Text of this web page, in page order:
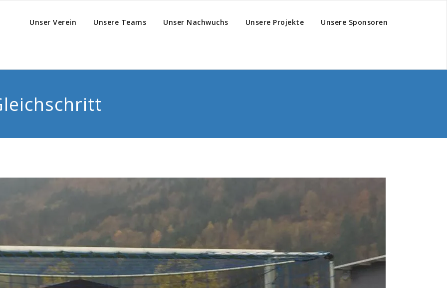
Unser Verein Unsere Teams Unser Nachwuchs Unsere Projekte Unsere Sponsoren